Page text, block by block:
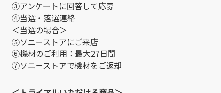
③アンケートに回答して応募
④当選・落選連絡
＜当選の場合＞
⑤ソニーストアにご来店
⑥機材のご利用：最大27日間
⑦ソニーストアで機材をご返却